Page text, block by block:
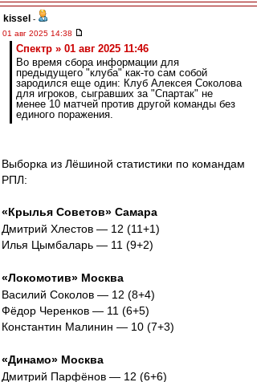
kissel -
01 авг 2025 14:38
Спектр » 01 авг 2025 11:46
Во время сбора информации для
предыдущего "клуба" как-то сам собой
зародился еще один: Клуб Алексея Соколова
для игроков, сыгравших за "Спартак" не
менее 10 матчей против другой команды без
единого поражения.
Выборка из Лёшиной статистики по командам
РПЛ:
«Крылья Советов» Самара
Дмитрий Хлестов — 12 (11+1)
Илья Цымбаларь — 11 (9+2)
«Локомотив» Москва
Василий Соколов — 12 (8+4)
Фёдор Черенков — 11 (6+5)
Константин Малинин — 10 (7+3)
«Динамо» Москва
Дмитрий Парфёнов — 12 (6+6)